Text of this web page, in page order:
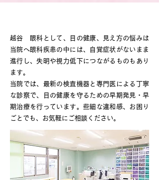
越谷 眼科として、目の健康、見え方の悩みは
当院へ眼科疾患の中には、自覚症状がないまま
進行し、失明や視力低下につながるものもあり
ます。
当院では、最新の検査機器と専門医による丁寧
な診察で、目の健康を守るための早期発見・早
期治療を行っています。些細な違和感、お困り
ごとでも、お気軽にご相談ください。